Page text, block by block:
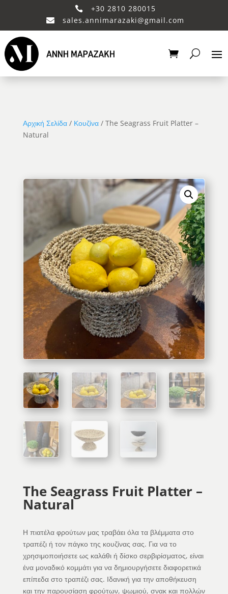
 +30 2810 280015
 sales.annimarazaki@gmail.com
Αρχική Σελίδα/ Κουζίνα/ The Seagrass Fruit Platter –
Natural
The Seagrass Fruit Platter –
Natural
Η πιατέλα φρούτων μας τραβάει όλα τα βλέμματα στο
τραπέζι ή τον πάγκο της κουζίνας σας. Για να το
χρησιμοποιήσετε ως καλάθι ή δίσκο σερβιρίσματος, είναι
ένα μοναδικό κομμάτι για να δημιουργήσετε διαφορετικά
επίπεδα στο τραπέζι σας. Ιδανική για την αποθήκευση
και την παρουσίαση φρούτων, ψωμιού, σνακ και πολλών